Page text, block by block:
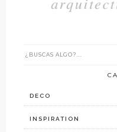
DECO
INSPIRATION